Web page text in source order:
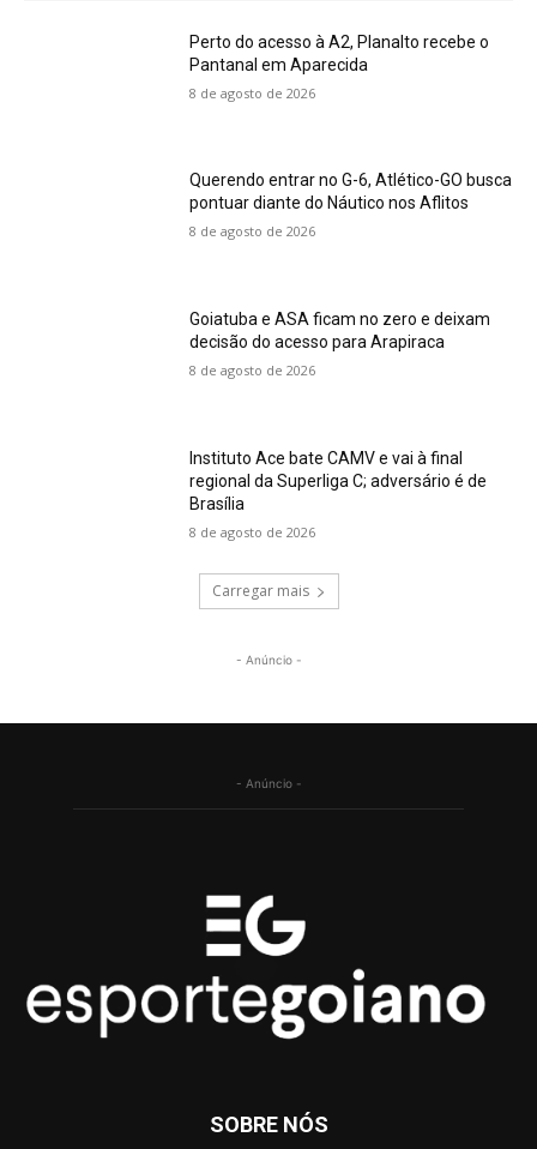
Perto do acesso à A2, Planalto recebe o
Pantanal em Aparecida
8 de agosto de 2026
Querendo entrar no G-6, Atlético-GO busca
pontuar diante do Náutico nos Aflitos
8 de agosto de 2026
Goiatuba e ASA ficam no zero e deixam
decisão do acesso para Arapiraca
8 de agosto de 2026
Instituto Ace bate CAMV e vai à final
regional da Superliga C; adversário é de
Brasília
8 de agosto de 2026
Carregar mais
- Anúncio -
- Anúncio -
SOBRE NÓS